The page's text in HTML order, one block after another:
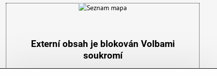
Externí obsah je blokován Volbami
soukromí
Přejete si načíst externí obsah?